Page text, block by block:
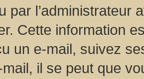
par l’administrateur
Cette information
un e-mail, suivez
mail, il se peut que